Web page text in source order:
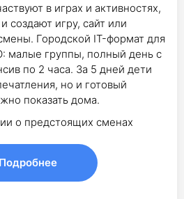
в играх и активностях,
создают игру, сайт или
Городской IT-формат для
малые группы, полный день с
по 2 часа. За 5 дней дети
но и готовый
показать дома.
о предстоящих сменах
Подробнее